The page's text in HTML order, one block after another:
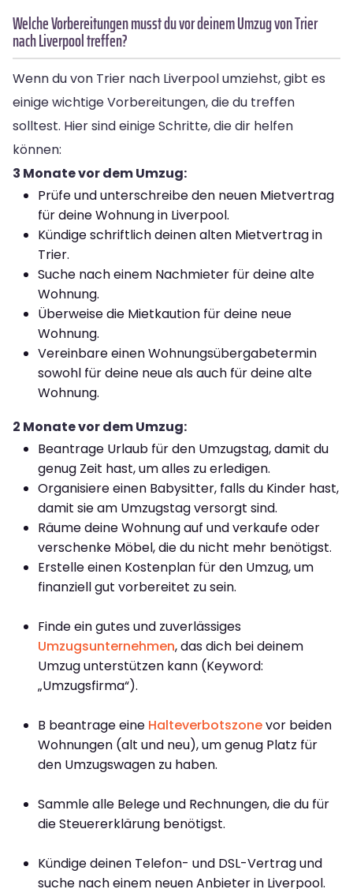
Welche Vorbereitungen musst du vor deinem Umzug von Trier
nach Liverpool treffen?
Wenn du von Trier nach Liverpool umziehst, gibt es
einige wichtige Vorbereitungen, die du treffen
solltest. Hier sind einige Schritte, die dir helfen
können:
3 Monate vor dem Umzug:
Prüfe und unterschreibe den neuen Mietvertrag
für deine Wohnung in Liverpool.
Kündige schriftlich deinen alten Mietvertrag in
Trier.
Suche nach einem Nachmieter für deine alte
Wohnung.
Überweise die Mietkaution für deine neue
Wohnung.
Vereinbare einen Wohnungsübergabetermin
sowohl für deine neue als auch für deine alte
Wohnung.
2 Monate vor dem Umzug:
Beantrage Urlaub für den Umzugstag, damit du
genug Zeit hast, um alles zu erledigen.
Organisiere einen Babysitter, falls du Kinder hast,
damit sie am Umzugstag versorgt sind.
Räume deine Wohnung auf und verkaufe oder
verschenke Möbel, die du nicht mehr benötigst.
Erstelle einen Kostenplan für den Umzug, um
finanziell gut vorbereitet zu sein.
Finde ein gutes und zuverlässiges
Umzugsunternehmen, das dich bei deinem
Umzug unterstützen kann (Keyword:
„Umzugsfirma“).
B beantrage eine Halteverbotszonevor beiden
Wohnungen (alt und neu), um genug Platz für
den Umzugswagen zu haben.
Sammle alle Belege und Rechnungen, die du für
die Steuererklärung benötigst.
Kündige deinen Telefon- und DSL-Vertrag und
suche nach einem neuen Anbieter in Liverpool.